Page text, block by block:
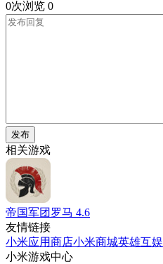
0次浏览 0
发布
相关游戏
帝国军团罗马 4.6
友情链接
小米应用商店小米商城英雄互娱
小米游戏中心